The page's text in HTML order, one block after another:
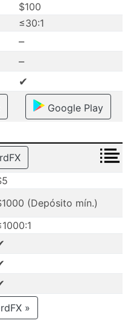
$100
≤30:1
–
–
✔
Google Play
(Depósito mín.)
»